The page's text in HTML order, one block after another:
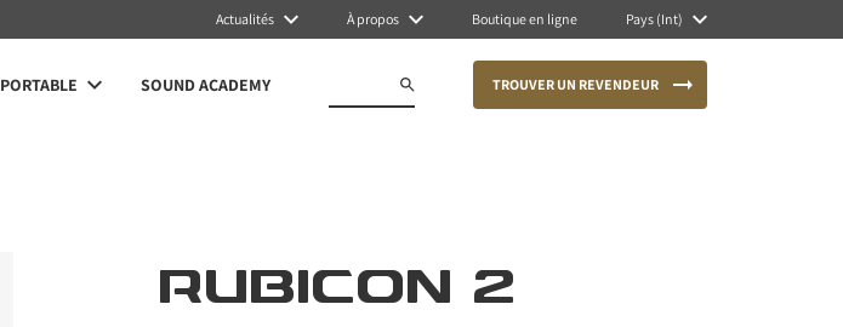
Actualités À propos Boutique en ligne Pays (Int)
PORTABLE SOUND ACADEMY TROUVER UN REVENDEUR
RUBICON 2